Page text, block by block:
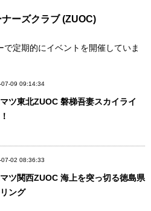
ーズクラブ (ZUOC)
定期的にイベントを開催していま
07-09 09:14:34
ツ東北ZUOC 磐梯吾妻スカイライ
07-02 08:36:33
ツ関西ZUOC 海上を突っ切る徳島県
ング